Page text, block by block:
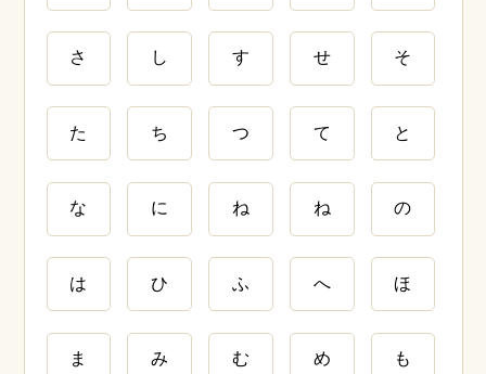
さ し す せ そ
た ち つ て と
な に ね ね の
は ひ ふ へ ほ
ま み む め も